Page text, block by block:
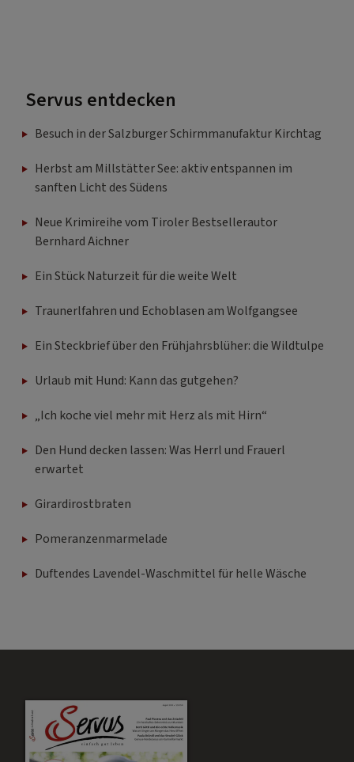
Servus entdecken
Besuch in der Salzburger Schirmmanufaktur Kirchtag
Herbst am Millstätter See: aktiv entspannen im
sanften Licht des Südens
Neue Krimireihe vom Tiroler Bestsellerautor
Bernhard Aichner
Ein Stück Naturzeit für die weite Welt
Traunerlfahren und Echoblasen am Wolfgangsee
Ein Steckbrief über den Frühjahrsblüher: die Wildtulpe
Urlaub mit Hund: Kann das gutgehen?
„Ich koche viel mehr mit Herz als mit Hirn“
Den Hund decken lassen: Was Herrl und Frauerl
erwartet
Girardirostbraten
Pomeranzenmarmelade
Duftendes Lavendel-Waschmittel für helle Wäsche